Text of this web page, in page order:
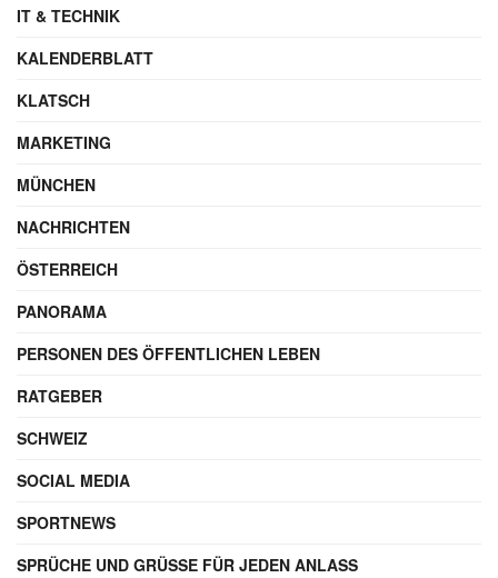
IT & TECHNIK
KALENDERBLATT
KLATSCH
MARKETING
MÜNCHEN
NACHRICHTEN
ÖSTERREICH
PANORAMA
PERSONEN DES ÖFFENTLICHEN LEBEN
RATGEBER
SCHWEIZ
SOCIAL MEDIA
SPORTNEWS
SPRÜCHE UND GRÜSSE FÜR JEDEN ANLASS